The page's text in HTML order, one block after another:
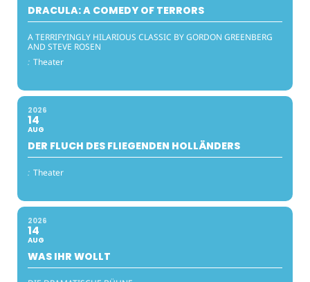
DRACULA: A COMEDY OF TERRORS
A TERRIFYINGLY HILARIOUS CLASSIC BY GORDON GREENBERG
AND STEVE ROSEN
: Theater
2026
14
AUG
DER FLUCH DES FLIEGENDEN HOLLÄNDERS
: Theater
2026
14
AUG
WAS IHR WOLLT